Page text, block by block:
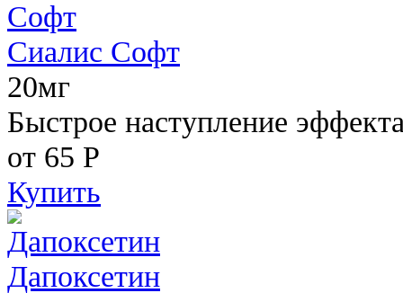
Сиалис Софт
20мг
Быстрое наступление
от 65 Р
Купить
Дапоксетин